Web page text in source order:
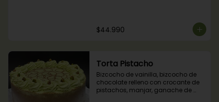
$44.990
Torta Pistacho
Bizcocho de vainilla, bizcocho de
chocolate relleno con crocante de
pistachos, manjar, ganache de